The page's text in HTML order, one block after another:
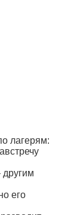
лагерям:
другим
его